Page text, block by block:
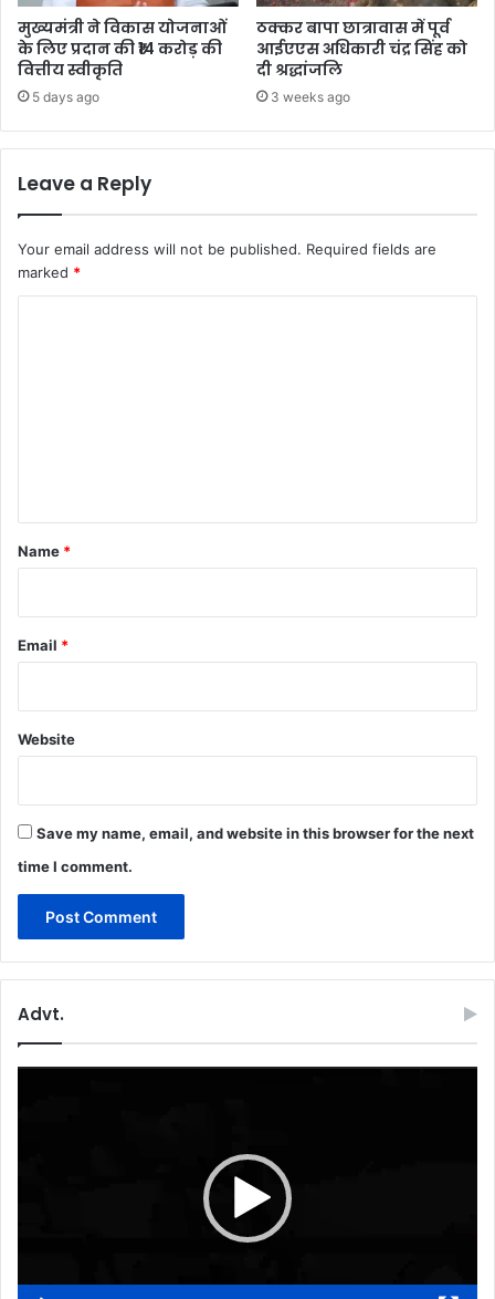
मुख्यमंत्री ने विकास योजनाओं
के लिए प्रदान की ₹14 करोड़ की
वित्तीय स्वीकृति
5 days ago
ठक्कर बापा छात्रावास में पूर्व
आईएएस अधिकारी चंद्र सिंह को
दी श्रद्धांजलि
3 weeks ago
Leave a Reply
Your email address will not be published. Required fields are
marked *
*
Name *
Email *
Website
Save my name, email, and website in this browser for the next
time I comment.
Advt.